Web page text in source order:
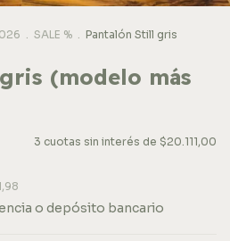
. SALE % . Pantalón Still gris
(modelo más
3 cuotas sin interés de $20.111,00
o depósito bancario